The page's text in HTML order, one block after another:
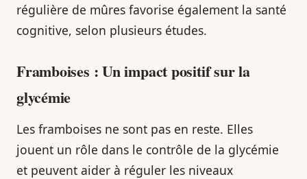
régulière de mûres favorise également la santé
cognitive, selon plusieurs études.
Framboises : Un impact positif sur la
glycémie
Les framboises ne sont pas en reste. Elles
jouent un rôle dans le contrôle de la glycémie
et peuvent aider à réguler les niveaux